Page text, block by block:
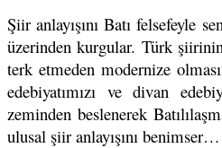
Şiir anlayışını Batı felsefeyle
üzerinden kurgular. Türk
terk etmeden modernize
edebiyatımızı ve divan
zeminden beslenerek
ulusal şiir anlayışını benimser…